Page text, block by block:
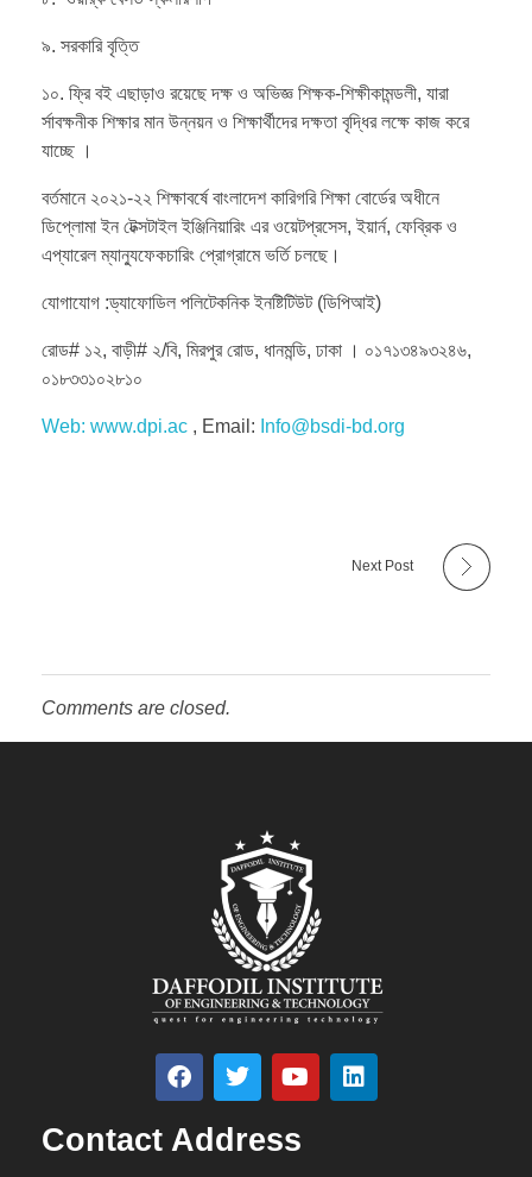
৯. সরকারি বৃত্তি
১০. ফ্রি বই এছাড়াও রয়েছে দক্ষ ও অভিজ্ঞ শিক্ষক-শিক্ষীকামন্ডলী, যারা
র্সাবক্ষনীক শিক্ষার মান উন্নয়ন ও শিক্ষার্থীদের দক্ষতা বৃদ্ধির লক্ষে কাজ করে
যাচ্ছে ।
বর্তমানে ২০২১-২২ শিক্ষাবর্ষে বাংলাদেশ কারিগরি শিক্ষা বোর্ডের অধীনে
ডিপ্লোমা ইন টেক্সটাইল ইঞ্জিনিয়ারিং এর ওয়েটপ্রসেস, ইয়ার্ন, ফেব্রিক ও
এপ্যারেল ম্যান্যুফেকচারিং প্রোগ্রামে ভর্তি চলছে।
যোগাযোগ :ড্যাফোডিল পলিটেকনিক ইনষ্টিটিউট (ডিপিআই)
রোড# ১২, বাড়ী# ২/বি, মিরপুর রোড, ধানমন্ডি, ঢাকা । ০১৭১৩৪৯৩২৪৬,
০১৮৩৩১০২৮১০
Web: www.dpi.ac , Email: Info@bsdi-bd.org
Next Post
Comments are closed.
Contact Address